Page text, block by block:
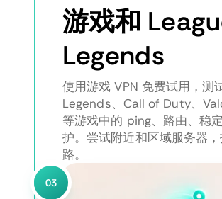
游戏和
Legends
使用游戏 VPN 免费试用，测
Legends、Call of Duty、
等游戏中的 ping、路由、稳
护。尝试附近和区域服务器
路。
03